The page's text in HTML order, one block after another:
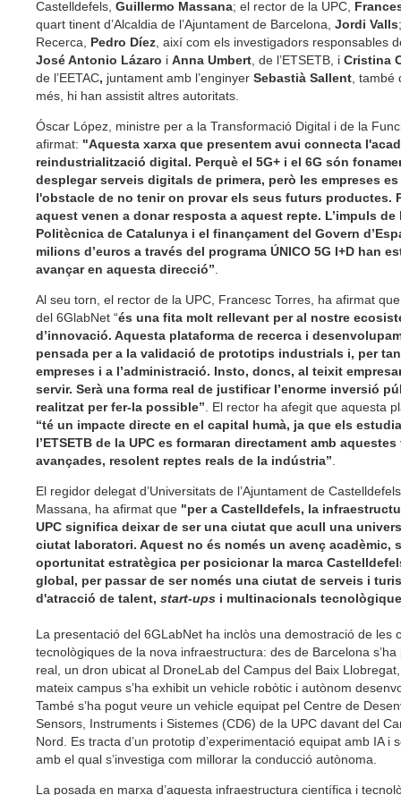
Castelldefels, Guillermo Massana; el rector de la UPC,
quart tinent d’Alcaldia de l’Ajuntament de Barcelona, Jordi Valls
Recerca, Pedro Díez , així com els investigadors responsables
José Antonio Lázaro i Anna Umbert , de l’ETSETB, i Cristina
de l’EETAC, juntament amb l’enginyer Sebastià Sallent , també
més, hi han assistit altres autoritats.
Óscar López, ministre per a la Transformació Digital i de la
afirmat: "Aquesta xarxa que presentem avui connecta
reindustrialització digital. Perquè el 5G+ i el 6G són
desplegar serveis digitals de primera, però les empreses
l'obstacle de no tenir on provar els seus futurs productes.
aquest venen a donar resposta a aquest repte. L’impuls de
Politècnica de Catalunya i el finançament del Govern
milions d’euros a través del programa ÚNICO 5G I+D han
avançar en aquesta direcció”
Al seu torn, el rector de la UPC, Francesc Torres, ha afirmat
del 6GlabNet “és una fita molt rellevant per al nostre
d’innovació. Aquesta plataforma de recerca i
pensada per a la validació de prototips industrials i, per
empreses i a l’administració. Insto, doncs, al teixit
servir. Serà una forma real de justificar l’enorme inversió
realitzat per fer-la possible” . El rector ha afegit que aquesta
“té un impacte directe en el capital humà, ja que els
l’ETSETB de la UPC es formaran directament amb
avançades, resolent reptes reals de la indústria”
El regidor delegat d’Universitats de l’Ajuntament de
Massana, ha afirmat que "per a Castelldefels, la
UPC significa deixar de ser una ciutat que acull una
ciutat laboratori. Aquest no és només un avenç acadèmic,
oportunitat estratègica per posicionar la marca
global, per passar de ser només una ciutat de serveis i
d'atracció de talent, start-ups i multinacionals
La presentació del 6GLabNet ha inclòs una demostració de les
tecnològiques de la nova infraestructura: des de Barcelona
real, un dron ubicat al DroneLab del Campus del Baix Llobregat,
mateix campus s’ha exhibit un vehicle robòtic i autònom
També s’ha pogut veure un vehicle equipat pel Centre de
Sensors, Instruments i Sistemes (CD6) de la UPC davant del
Nord. Es tracta d’un prototip d’experimentació equipat amb IA i
amb el qual s’investiga com millorar la conducció autònoma.
La posada en marxa d’aquesta infraestructura científica i